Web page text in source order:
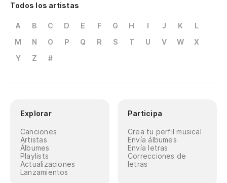
Todos los artistas
A B C D E F G H I J K
L
M
N O P Q R S T U V W
X
Y
Z #
Explorar
Canciones
Artistas
Álbumes
Playlists
Actualizaciones
Lanzamientos
Participa
Crea tu perfil musical
Envía álbumes
Envía letras
Correcciones de
letras